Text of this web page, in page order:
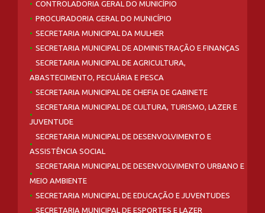
CONTROLADORIA GERAL DO MUNICÍPIO
PROCURADORIA GERAL DO MUNICÍPIO
SECRETARIA MUNICIPAL DA MULHER
SECRETARIA MUNICIPAL DE ADMINISTRAÇÃO E FINANÇAS
SECRETARIA MUNICIPAL DE AGRICULTURA,
ABASTECIMENTO, PECUÁRIA E PESCA
SECRETARIA MUNICIPAL DE CHEFIA DE GABINETE
SECRETARIA MUNICIPAL DE CULTURA, TURISMO, LAZER E
JUVENTUDE
SECRETARIA MUNICIPAL DE DESENVOLVIMENTO E
ASSISTÊNCIA SOCIAL
SECRETARIA MUNICIPAL DE DESENVOLVIMENTO URBANO E
MEIO AMBIENTE
SECRETARIA MUNICIPAL DE EDUCAÇÃO E JUVENTUDES
SECRETARIA MUNICIPAL DE ESPORTES E LAZER